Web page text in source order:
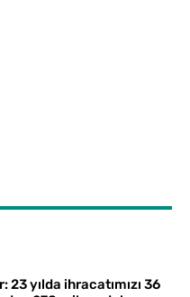
23 yılda ihracatımızı 36